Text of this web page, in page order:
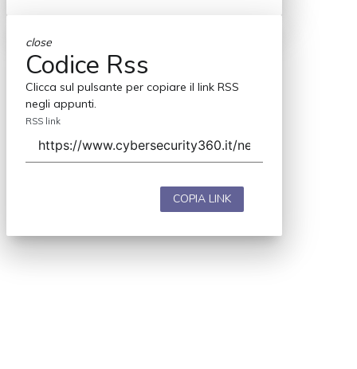
close
Codice Rss
Clicca sul pulsante per copiare il link RSS
negli appunti.
RSS link
COPIA LINK